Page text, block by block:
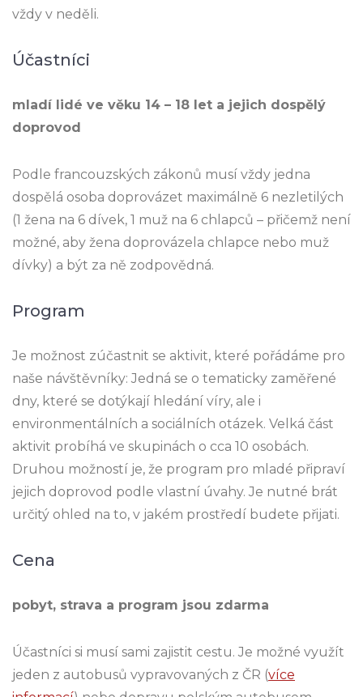
vždy v neděli.
Účastníci
mladí lidé ve věku 14 – 18 let a jejich dospělý
doprovod
Podle francouzských zákonů musí vždy jedna
dospělá osoba doprovázet maximálně 6 nezletilých
(1 žena na 6 dívek, 1 muž na 6 chlapců – přičemž není
možné, aby žena doprovázela chlapce nebo muž
dívky) a být za ně zodpovědná.
Program
Je možnost zúčastnit se aktivit, které pořádáme pro
naše návštěvníky: Jedná se o tematicky zaměřené
dny, které se dotýkají hledání víry, ale i
environmentálních a sociálních otázek. Velká část
aktivit probíhá ve skupinách o cca 10 osobách.
Druhou možností je, že program pro mladé připraví
jejich doprovod podle vlastní úvahy. Je nutné brát
určitý ohled na to, v jakém prostředí budete přijati.
Cena
pobyt, strava a program jsou zdarma
Účastníci si musí sami zajistit cestu. Je možné využít
jeden z autobusů vypravovaných z ČR (více